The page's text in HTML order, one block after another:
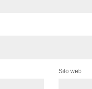
Sito web